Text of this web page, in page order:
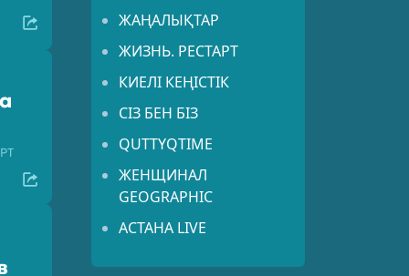
ЖАҢАЛЫҚТАР
ЖИЗНЬ. РЕСТАРТ
КИЕЛІ КЕҢІСТІК
СІЗ БЕН БІЗ
QUTTYQTIME
ЖЕНЩИНАЛ
GEOGRAPHIC
АСТАНА LIVE